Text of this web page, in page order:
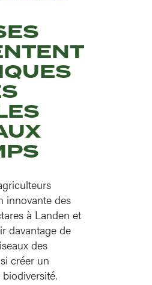
innovante des
à Landen et
davantage de
des
créer un